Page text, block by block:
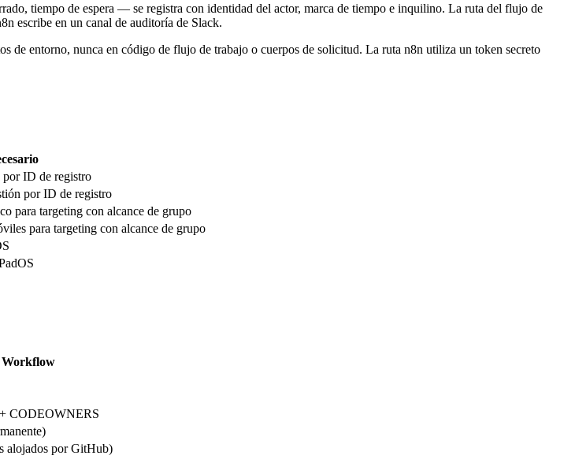
tiempo de espera — se registra con identidad del actor, marca de tiempo e inquilino. La ruta del flujo de
escribe en un canal de auditoría de Slack.
de entorno, nunca en código de flujo de trabajo o cuerpos de solicitud. La ruta n8n utiliza un token secreto
por ID de registro
por ID de registro
para targeting con alcance de grupo
para targeting con alcance de grupo
CODEOWNERS
alojados por GitHub)